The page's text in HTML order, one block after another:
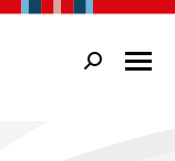
Search: